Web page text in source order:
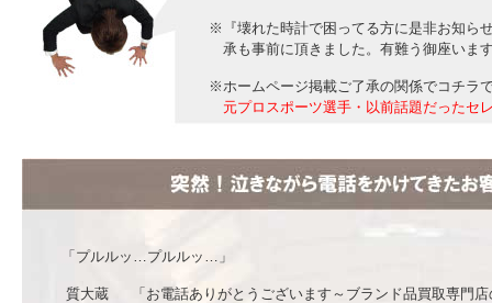
※『壊れた時計で困ってる方に是非お知ら
承も事前に頂きました。有難う御座いま
※ホームページ掲載ご了承の関係でコチラ
元プロスポーツ選手・以前話題だったセ
「プルルッ…プルルッ…」
質大蔵 「お電話ありがとうございます～ブランド品買取専門